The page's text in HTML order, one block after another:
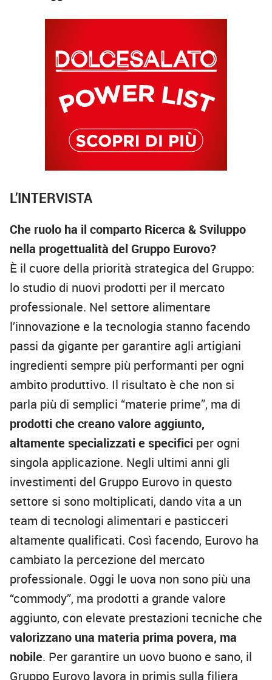
L’INTERVISTA
Che ruolo ha il comparto Ricerca & Sviluppo
nella progettualità del Gruppo Eurovo?
È il cuore della priorità strategica del Gruppo:
lo studio di nuovi prodotti per il mercato
professionale. Nel settore alimentare
l’innovazione e la tecnologia stanno facendo
passi da gigante per garantire agli artigiani
ingredienti sempre più performanti per ogni
ambito produttivo. Il risultato è che non si
parla più di semplici “materie prime”, ma di
prodotti che creano valore aggiunto,
altamente specializzati e specifici per ogni
singola applicazione. Negli ultimi anni gli
investimenti del Gruppo Eurovo in questo
settore si sono moltiplicati, dando vita a un
team di tecnologi alimentari e pasticceri
altamente qualificati. Così facendo, Eurovo ha
cambiato la percezione del mercato
professionale. Oggi le uova non sono più una
“commody”, ma prodotti a grande valore
aggiunto, con elevate prestazioni tecniche che
valorizzano una materia prima povera, ma
nobile. Per garantire un uovo buono e sano, il
Gruppo Eurovo lavora in primis sulla filiera